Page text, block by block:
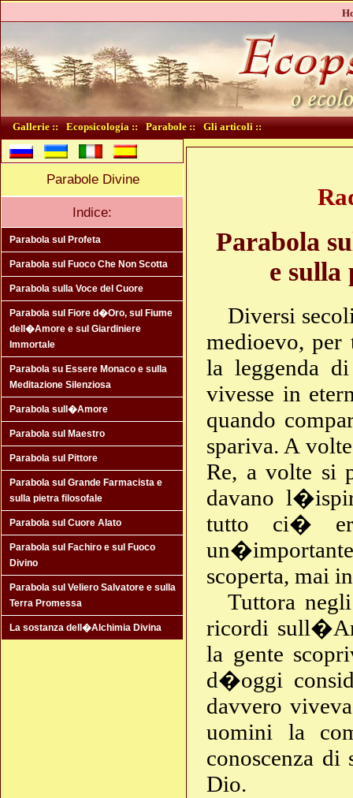
Gallerie :: Ecopsicologia :: Parabole :: Gli articoli ::
Parabole Divine
Indice:
Parabola sul Profeta
Parabola sul Fuoco Che Non Scotta
Parabola sulla Voce del Cuore
Parabola sul Fiore d�Oro, sul Fiume
dell�Amore e sul Giardiniere
Immortale
Parabola su Essere Monaco e sulla
Meditazione Silenziosa
Parabola sull�Amore
Parabola sul Maestro
Parabola sul Pittore
Parabola sul Grande Farmacista e
sulla pietra filosofale
Parabola sul Cuore Alato
Parabola sul Fachiro e sul Fuoco
Divino
Parabola sul Veliero Salvatore e sulla
Terra Promessa
La sostanza dell�Alchimia Divina
Parabola
e sulla
Diversi
medioevo,
la leggenda
vivesse in
quando
spariva. A
Re, a volte si
davano
tutto ci�
scoperta, mai
Tuttora
ricordi
la gente
d�oggi
davvero
uomini la
conoscenza di
Dio.